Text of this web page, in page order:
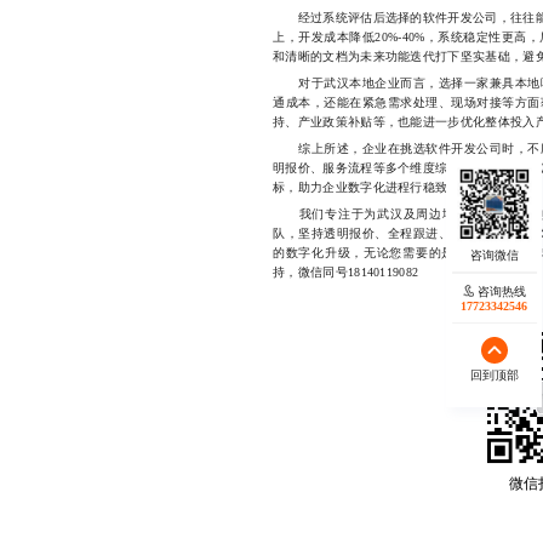
经过系统评估后选择的软件开发公司，往往
上，开发成本降低20%-40%，系统稳定性更高
和清晰的文档为未来功能迭代打下坚实基础，避
对于武汉本地企业而言，选择一家兼具本地
通成本，还能在紧急需求处理、现场对接等方
持、产业政策补贴等，也能进一步优化整体投入
综上所述，企业在挑选软件开发公司时，不
明报价、服务流程等多个维度综合评估。只有建
标，助力企业数字化进程行稳致远。
我们专注于为武汉及周边地区企业提供定
队，坚持透明报价、全程跟进、交付即可用的
的数字化升级，无论您需要的是小程序开发、
持，微信同号18140119082
微信
咨询热线
17723342546
回到顶部